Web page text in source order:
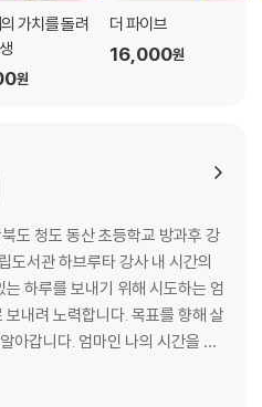
가치를 돌려
원
더 파이브
16,000원
도 청도 동산 초등학교 방과후 강
하브루타 강사 내 시간의